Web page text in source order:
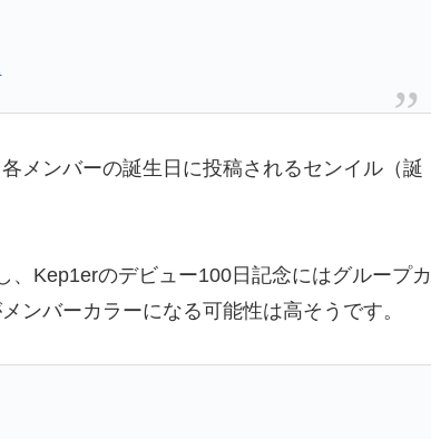
メンバーの誕生日に投稿されるセンイル（誕
Kep1erのデビュー100日記念にはグループカ
ンバーカラーになる可能性は高そうです。